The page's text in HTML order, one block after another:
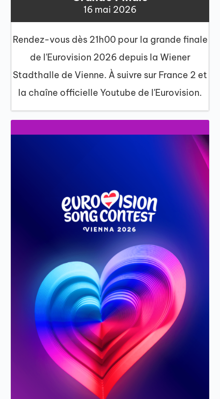
16 mai 2026
Rendez-vous dès 21h00 pour la grande finale
de l'Eurovision 2026 depuis la Wiener
Stadthalle de Vienne. À suivre sur France 2 et
la chaîne officielle Youtube de l'Eurovision.